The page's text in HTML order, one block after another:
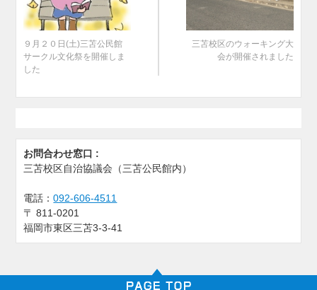
９月２０日(土)三苫公民館
サークル文化祭を開催しま
した
三苫校区のウォーキング大
会が開催されました
お問合わせ窓口 :
三苫校区自治協議会（三苫公民館内）
電話：092-606-4511
〒811-0201
福岡市東区三苫3-3-41